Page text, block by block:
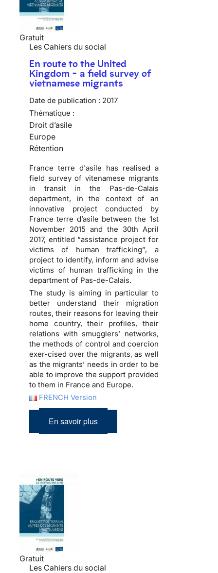
Gratuit
Les Cahiers du social
En route to the United
Kingdom - a field survey of
vietnamese migrants
Date de publication : 2017
Thématique :
Droit d’asile
Europe
Rétention
France terre d'asile has realised a
field survey of vitenamese migrants
in transit in the Pas-de-Calais
department, in the context of an
innovative project conducted by
France terre d’asile between the 1st
November 2015 and the 30th April
2017, entitled “assistance project for
victims of human trafficking”, a
project to identify, inform and advise
victims of human trafficking in the
department of Pas-de-Calais.
The study is aiming in particular to
better understand their migration
routes, their reasons for leaving their
home country, their profiles, their
relations with smugglers’ networks,
the methods of control and coercion
exer-cised over the migrants, as well
as the migrants’ needs in order to be
able to improve the support provided
to them in France and Europe.
FRENCH Version
En savoir plus
Gratuit
Les Cahiers du social